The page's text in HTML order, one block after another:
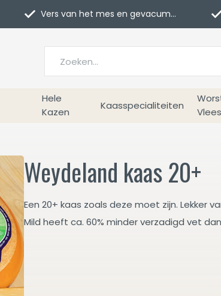
Hele
Kazen
Kaasspecialiteiten
Vers van het mes en gevacumeerd
Weydeland kaas 20+
Een 20+ kaas zoals deze moet zijn. Lekker
Mild heeft ca. 60% minder verzadigd vet